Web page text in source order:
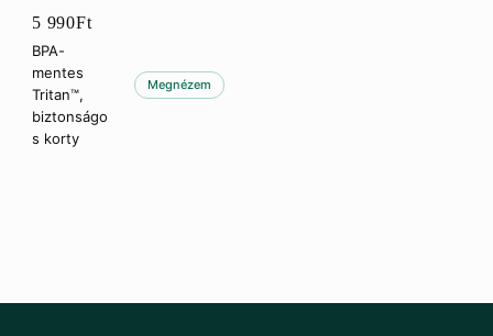
5 990Ft
BPA-
mentes
Tritan™,
biztonságo
s korty
Megnézem